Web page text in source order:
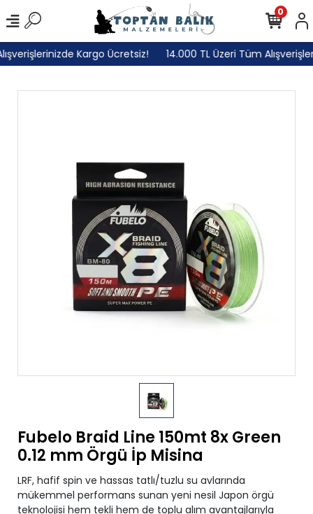
Kargo Ücretsiz! 14.000 TL Üzeri Tüm
0
Fubelo Braid Line 150mt 8x Green
0.12 mm Örgü İp Misina
LRF, hafif spin ve hassas tatlı/tuzlu su avlarında
mükemmel performans sunan yeni nesil Japon örgü
teknolojisi hem tekli hem de toplu alım avantajlarıyla